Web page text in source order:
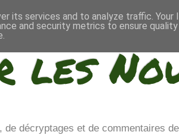
les
de décryptages et de commentaires
its services and to analyze traffic. Your
and security metrics to ensure